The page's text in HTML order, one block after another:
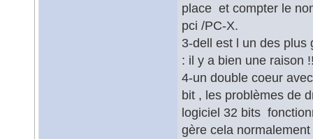
place et compter le
pci /PC-X.
3-dell est l un des plus
: il y a bien une raison
4-un double coeur
bit , les problèmes de
logiciel 32 bits
gère cela